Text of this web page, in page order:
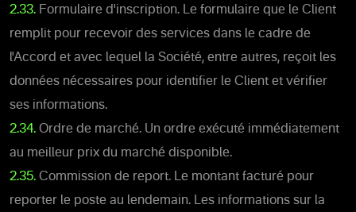
2.33. Formulaire d'inscription. Le formulaire que le Client
remplit pour recevoir des services dans le cadre de
l'Accord et avec lequel la Société, entre autres, reçoit les
données nécessaires pour identifier le Client et vérifier
ses informations.
2.34. Ordre de marché. Un ordre exécuté immédiatement
au meilleur prix du marché disponible.
2.35. Commission de report. Le montant facturé pour
reporter le poste au lendemain. Les informations sur la